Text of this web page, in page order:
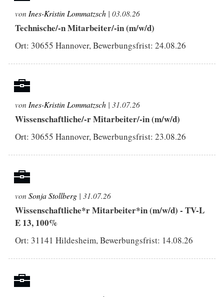
von Ines-Kristin Lommatzsch | 03.08.26
Technische/-n Mitarbeiter/-in (m/w/d)
Ort: 30655 Hannover, Bewerbungsfrist: 24.08.26
von Ines-Kristin Lommatzsch | 31.07.26
Wissenschaftliche/-r Mitarbeiter/-in (m/w/d)
Ort: 30655 Hannover, Bewerbungsfrist: 23.08.26
vonSonja Stollberg | 31.07.26
Wissenschaftliche*r Mitarbeiter*in (m/w/d) - TV-L
E 13, 100%
Ort: 31141 Hildesheim, Bewerbungsfrist: 14.08.26